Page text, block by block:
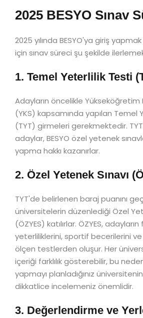
2025 BESYO Sınav
2025 yılında BESYO'ya giriş
için sınav süreci şu şekilde
1. Temel Yeterlilik Testi
Adayların öncelikle Yükseköğretim
(YKS) kapsamında yapılan Temel
(TYT) girmeleri gerekmektedir.
adaylar, BESYO özel yetenek
yapma hakkı kazanırlar.
2. Özel Yetenek Sınavı
TYT'de belirlenen baraj puanını
üniversitelerin düzenlediği Özel
(ÖZYES) katılırlar. ÖZYES,
yeterliliklerini, sportif becerilerini
ölçen testlerden oluşur. Her
içeriği farklılık gösterebilir, bu
yapmayı planladığınız
dikkatlice incelemeniz önemlidir.
3. Değerlendirme ve